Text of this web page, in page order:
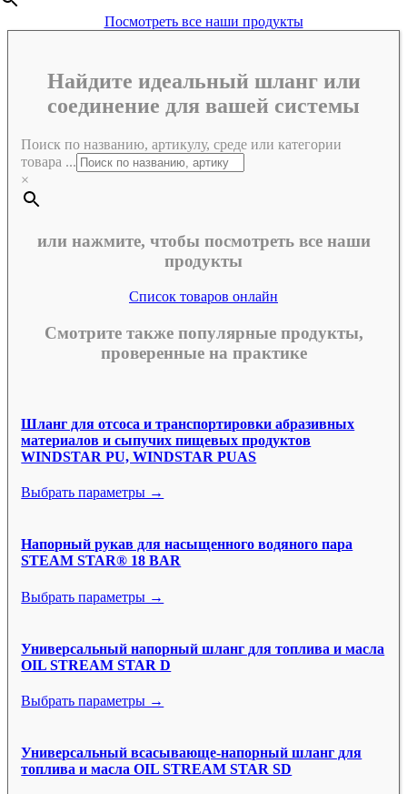
Посмотреть все наши продукты
Найдите идеальный шланг или
соединение для вашей системы
Поиск по названию, артикулу, среде или категории
товара ...
×
или нажмите, чтобы посмотреть все наши
продукты
Список товаров онлайн
Смотрите также популярные продукты,
проверенные на практике
Шланг для отсоса и транспортировки абразивных
материалов и сыпучих пищевых продуктов
WINDSTAR PU, WINDSTAR PUAS
Выбрать параметры →
Напорный рукав для насыщенного водяного пара
STEAM STAR® 18 BAR
Выбрать параметры →
Универсальный напорный шланг для топлива и масла
OIL STREAM STAR D
Выбрать параметры →
Универсальный всасывающе-напорный шланг для
топлива и масла OIL STREAM STAR SD